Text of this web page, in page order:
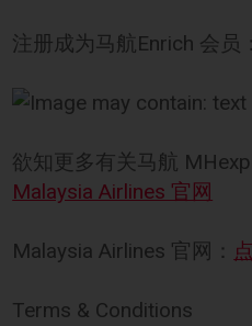
注册成为马航Enrich 会员：
欲知更多有关马航
Malaysia Airlines 官网
Malaysia Airlines 官网：
Terms & Conditions